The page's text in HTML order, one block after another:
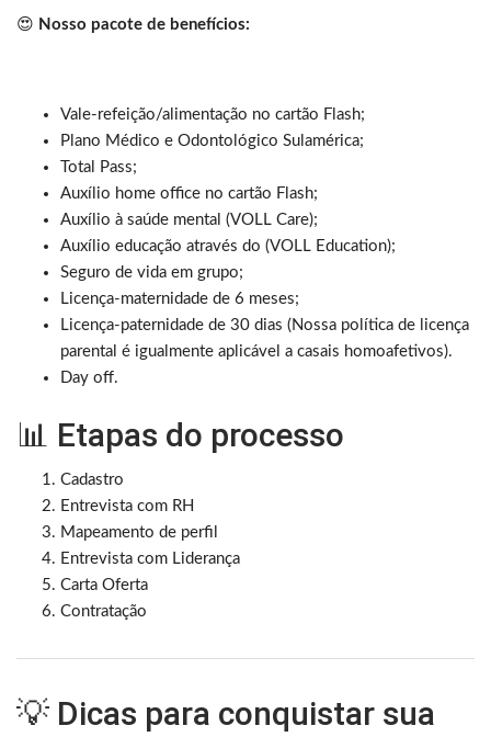
😍 Nosso pacote de benefícios:
Vale-refeição/alimentação no cartão Flash;
Plano Médico e Odontológico Sulamérica;
Total Pass;
Auxílio home office no cartão Flash;
Auxílio à saúde mental (VOLL Care);
Auxílio educação através do (VOLL Education);
Seguro de vida em grupo;
Licença-maternidade de 6 meses;
Licença-paternidade de 30 dias ( Nossa política de licença
parental é igualmente aplicável a casais homoafetivos).
Day off.
📊 Etapas do processo
Cadastro
Entrevista com RH
Mapeamento de perfil
Entrevista com Liderança
Carta Oferta
Contratação
💡 Dicas para conquistar sua